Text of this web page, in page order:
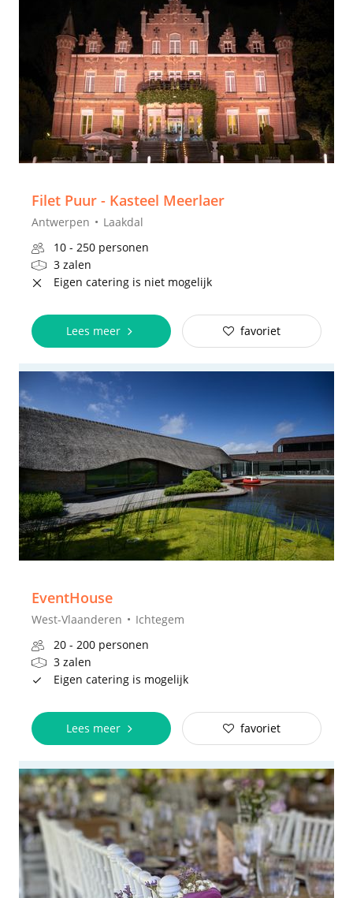
Filet Puur - Kasteel Meerlaer
Antwerpen
Laakdal
10 - 250 personen
3 zalen
Eigen catering is niet mogelijk
Lees meer favoriet
EventHouse
West-Vlaanderen
Ichtegem
20 - 200 personen
3 zalen
Eigen catering is mogelijk
Lees meer favoriet